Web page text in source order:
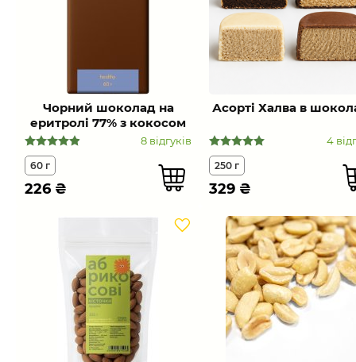
Чорний шоколад на
еритролі 77% з кокосом
8 відгуків
60 г
226 ₴
Асорті Халва в
4
250 г
329 ₴